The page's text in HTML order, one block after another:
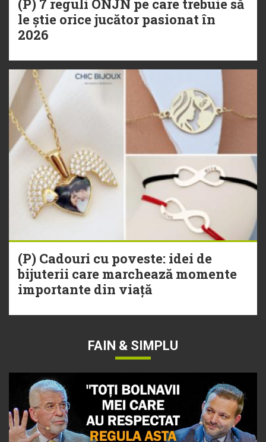
(P) 7 reguli ONJN pe care trebuie să
le știe orice jucător pasionat în
2026
(P) Cadouri cu poveste: idei de
bijuterii care marchează momente
importante din viață
FAIN & SIMPLU